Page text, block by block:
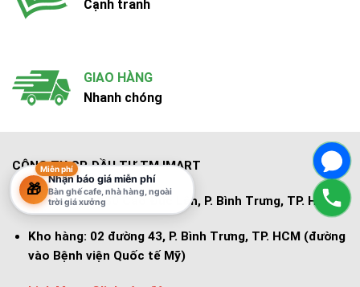
Cạnh tranh
GIAO HÀNG
Nhanh chóng
CÔNG TY CP ĐẦU TƯ TM IMART
Văn phòng:130 Cao Đức Lân, P. Bình Trưng, TP. HCM
Kho hàng: 02 đường 43, P. Bình Trưng, TP. HCM (đường
vào Bệnh viện Quốc tế Mỹ)
Miễn phí
🎁
Nhận báo giá miễn phí
Bàn ghế cafe, nhà hàng, ngoài
trời giá xưởng